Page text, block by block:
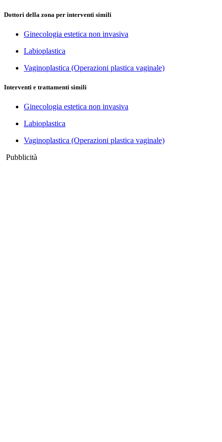
Dottori della zona per interventi simili
Ginecologia estetica non invasiva
Labioplastica
Vaginoplastica (Operazioni plastica vaginale)
Interventi e trattamenti simili
Ginecologia estetica non invasiva
Labioplastica
Vaginoplastica (Operazioni plastica vaginale)
Pubblicità